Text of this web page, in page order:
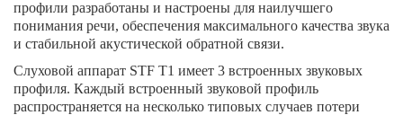
профили разработаны и настроены для наилучшего
понимания речи, обеспечения максимального качества звука
и стабильной акустической обратной связи.
Слуховой аппарат STF T1 имеет 3 встроенных звуковых
профиля. Каждый встроенный звуковой профиль
распространяется на несколько типовых случаев потери